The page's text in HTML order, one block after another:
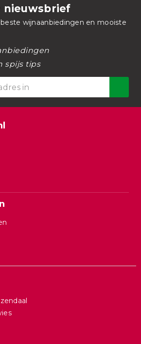
nieuwsbrief
wijnaanbiedingen en mooiste
spijs tips